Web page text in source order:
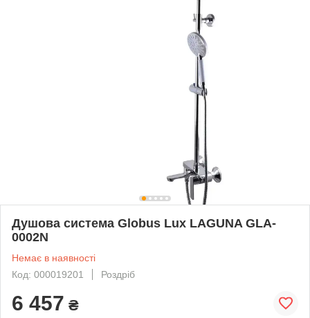
Душова система Globus Lux LAGUNA GLA-
0002N
Немає в наявності
Код: 000019201
Роздріб
6 457 ₴